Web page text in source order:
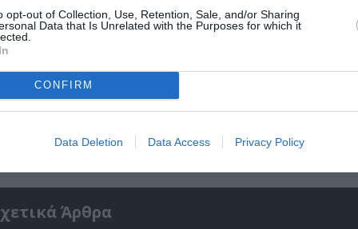
opt-out of Collection, Use, Retention, Sale, and/or Sharing
Data that Is Unrelated with the Purposes for which it
CONFIRM
Data Deletion Data Access Privacy Policy
και τον Πολιτισμό!
Άρθρα